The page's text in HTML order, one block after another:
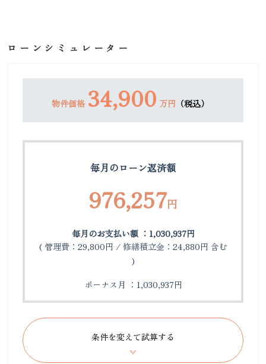
ローンシミュレーター
物件価格 34,900 万円 （税込）
毎月のローン返済額
976,257円
毎月のお支払い額 ：1,030,937円
( 管理費：29,800円 / 修繕積立金：24,880円 含む
)
ボーナス月 ：1,030,937円